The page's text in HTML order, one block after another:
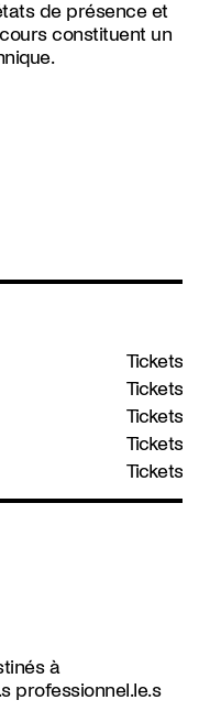
de présence et
constituent un
Tickets
Tickets
Tickets
Tickets
Tickets
à
professionnel.le.s